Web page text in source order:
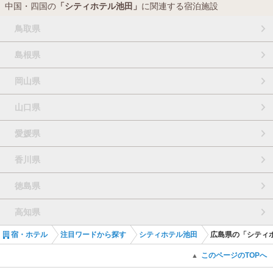
中国・四国の 「シティホテル池田」 に関連する宿泊施設
鳥取県
島根県
岡山県
山口県
愛媛県
香川県
徳島県
高知県
宿・ホテル 注目ワードから探す シティホテル池田 広島県の「シティ
▲ このページのTOPへ